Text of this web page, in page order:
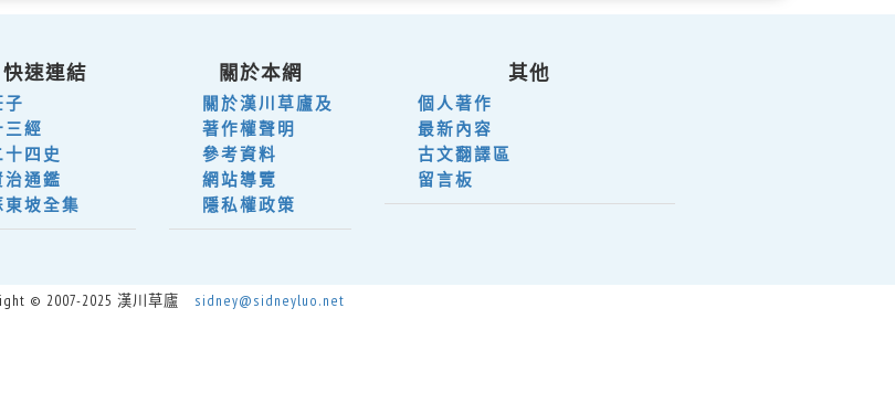
快速連結
子
三經
十四史
治通鑑
東坡全集
關於本網
關於漢川草廬及
著作權聲明
參考資料
網站導覽
隱私權政策
其他
個人著作
最新內容
古文翻譯區
留言板
© 2007-2025 漢川草廬 sidney@sidneyluo.net